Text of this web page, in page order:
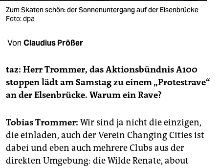
verlag
shop
fragen & hilfe
unterstützen
genossenschaft
epaper login
Zum Skaten schön: der Sonnenuntergang auf der Elsenbrücke
Foto: dpa
Von Claudius Prößer
taz: Herr Trommer, das Aktionsbündnis A100
stoppen lädt am Samstag zu einem „Protestrave“
an der Elsenbrücke. Warum ein Rave?
Tobias Trommer: Wir sind ja nicht die einzigen,
die einladen, auch der Verein Changing Cities ist
dabei und eben auch mehrere Clubs aus der
direkten Umgebung: die Wilde Renate, about